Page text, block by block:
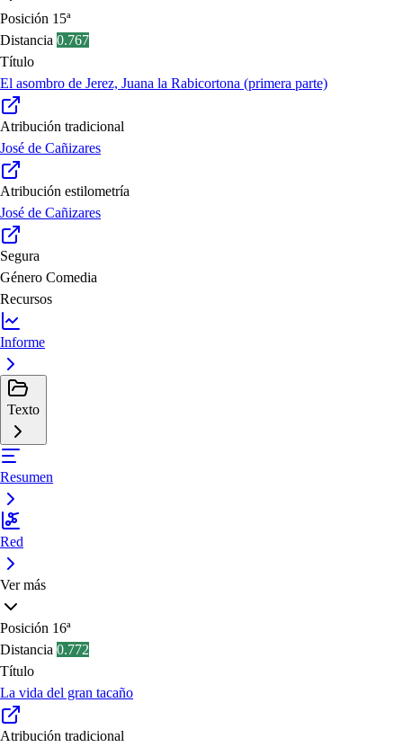
Posición 15ª
Distancia 0.767
Título
El asombro de Jerez, Juana la Rabicortona (primera parte)
Atribución tradicional
José de Cañizares
Atribución estilometría
José de Cañizares
Segura
Género Comedia
Recursos
Informe
Texto
Resumen
Red
Ver más
Posición 16ª
Distancia 0.772
Título
La vida del gran tacaño
Atribución tradicional